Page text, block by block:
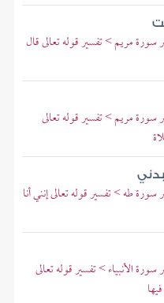
سورة مريم > تفسير قوله تعالى قال
سورة مريم > تفسير قوله تعالى
سورة طه > تفسير قوله تعالى إنني أنا
سورة الأنبياء > تفسير قوله تعالى